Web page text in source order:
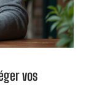
vos